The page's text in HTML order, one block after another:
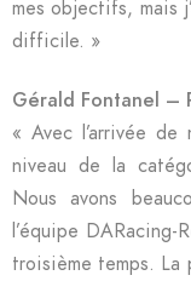
mes objectifs, mais
difficile. »
Gérald Fontanel –
« Avec l’arrivée
niveau de la
Nous avons
l’équipe DARacing-
troisième temps.